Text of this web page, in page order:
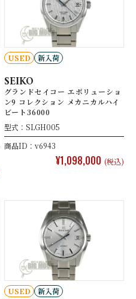
USED 新入荷
SEIKO
グランドセイコー エボリューショ
ン9 コレクション メカニカルハイ
ビート36000
型式：SLGH005
商品ID：v6943
¥1,098,000 (税込)
USED 新入荷